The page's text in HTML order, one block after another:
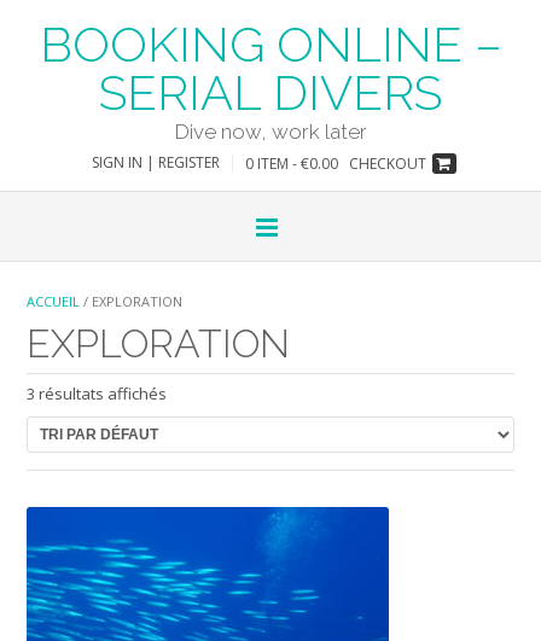
contentBOOKING ONLINE –
SERIAL DIVERS
Dive now, work later
SIGN IN | REGISTER 0 ITEM - €0.00 CHECKOUT
ACCUEIL / EXPLORATION
EXPLORATION
3 résultats affichés